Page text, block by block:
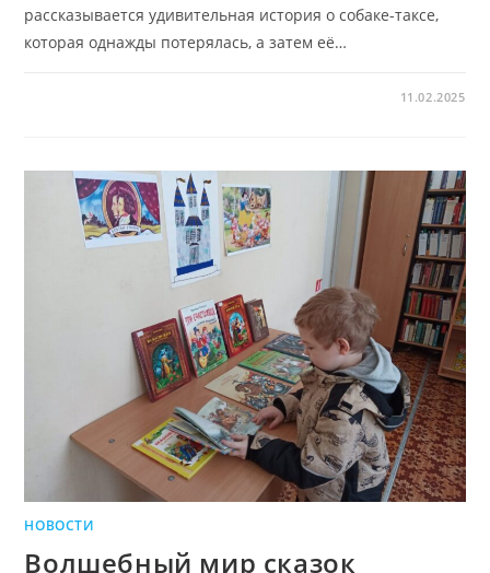
рассказывается удивительная история о собаке-таксе,
которая однажды потерялась, а затем её…
11.02.2025
НОВОСТИ
Волшебный мир сказок